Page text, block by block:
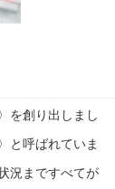
を創り出しまし
と呼ばれていま
況まですべてが